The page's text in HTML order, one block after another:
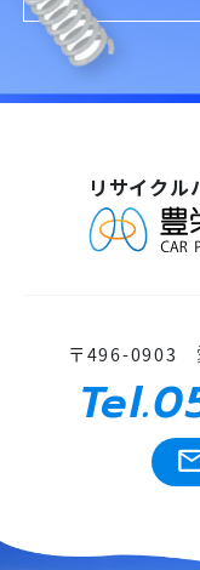
リサイクル
〒496-0903